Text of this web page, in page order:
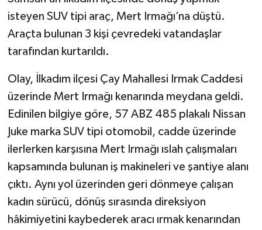
isteyen SUV tipi araç, Mert Irmağı’na düştü.
Araçta bulunan 3 kişi çevredeki vatandaşlar
tarafından kurtarıldı.
Olay, İlkadım ilçesi Çay Mahallesi Irmak Caddesi
üzerinde Mert Irmağı kenarında meydana geldi.
Edinilen bilgiye göre, 57 ABZ 485 plakalı Nissan
Juke marka SUV tipi otomobil, cadde üzerinde
ilerlerken karşısına Mert Irmağı ıslah çalışmaları
kapsamında bulunan iş makineleri ve şantiye alanı
çıktı. Aynı yol üzerinden geri dönmeye çalışan
kadın sürücü, dönüş sırasında direksiyon
hâkimiyetini kaybederek aracı ırmak kenarından